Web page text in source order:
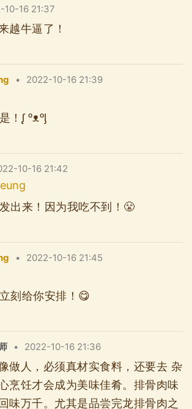
10-16 21:37
越牛逼了！
• 2022-10-16 21:39
！ᶘ ᵒᴥᵒᶅ
10-16 21:42
出来！因为我吃不到！😤
• 2022-10-16 21:45
刻给你安排！😋
• 2022-10-16 21:36
做人，必须真材实食料，还要去 杂
烹饪才会成为美味佳肴。排骨肉味
味万千。尤其是品尝完龙排骨肉之